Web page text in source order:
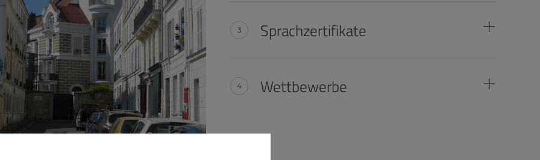
Sprachzertifikate
Wettbewerbe